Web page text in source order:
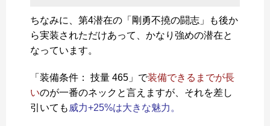
ちなみに、第4潜在の「剛勇不撓の闘志」も後か
ら実装されただけあって、かなり強めの潜在と
なっています。
「装備条件： 技量 465」で装備できるまでが長
いのが一番のネックと言えますが、それを差し
引いても 威力+25%は大きな魅力。